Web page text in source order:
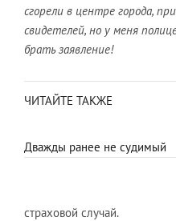
сгорели в центре города,
свидетелей, но у меня
брать заявление!
ЧИТАЙТЕ ТАКЖЕ
Дважды ранее не судимый
страховой случай.